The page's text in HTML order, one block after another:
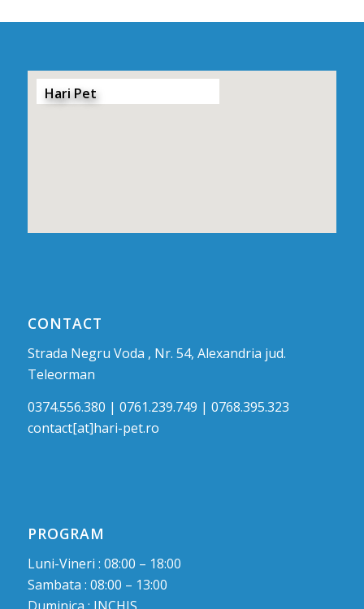
Hari Pet
CONTACT
Strada Negru Voda , Nr. 54, Alexandria jud.
Teleorman
0374.556.380 | 0761.239.749 | 0768.395.323
contact[at]hari-pet.ro
PROGRAM
Luni-Vineri : 08:00 – 18:00
Sambata : 08:00 – 13:00